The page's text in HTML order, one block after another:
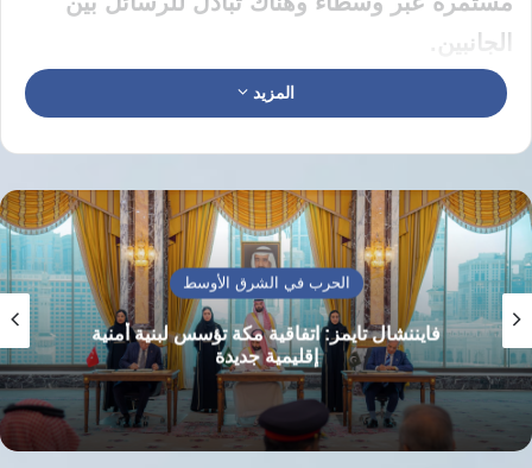
الجانبين.
وتابع: “نستهدف شبكات الإيرادات الإيرانية التي
تحاول الالتفاف على العقوبات الأمريكية، وعقوباتنا
تحرم إيران من مئات الملايين من الدولارات
يوميًا”، مؤكدًا أن أساس المفاوضات سيادة لبنان
وأمنه ونسعى لتوفير محادثات بحسن نية تقود إلى
سلام.
نسخ الرابط
المزيد
الحرب في الشرق الأوسط
فايننشال تايمز: اتفاقية مكة تؤسس لبنية أمنية
إقليمية جديدة